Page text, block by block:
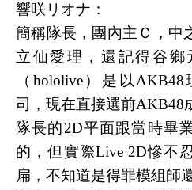
響咲リオナ：
簡稱隊長，團內主Ｃ，中
立仙愛理 ，還記得谷
（hololive）是以
司，現在直接選前AKB48
隊長的2D平面跟當時畢
的，但實際Live 2D慘不
扁，不知道是得罪模組